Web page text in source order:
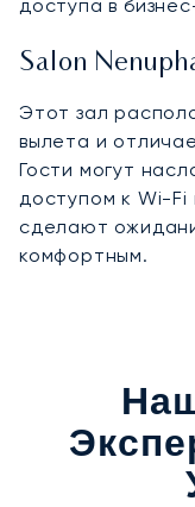
доступа в
Salon
Этот зал
вылета и
Гости могут
доступом к Wi-Fi
сделают
комфортным.